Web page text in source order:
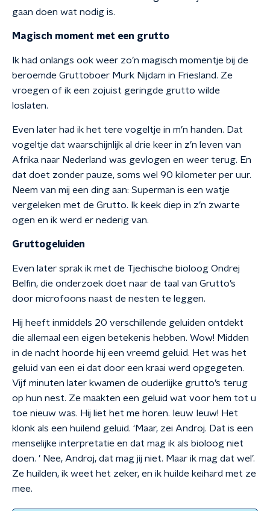
gaan doen wat nodig is.
Magisch moment met een grutto
Ik had onlangs ook weer zo’n magisch momentje bij de
beroemde Gruttoboer Murk Nijdam in Friesland. Ze
vroegen of ik een zojuist geringde grutto wilde
loslaten.
Even later had ik het tere vogeltje in m’n handen. Dat
vogeltje dat waarschijnlijk al drie keer in z’n leven van
Afrika naar Nederland was gevlogen en weer terug. En
dat doet zonder pauze, soms wel 90 kilometer per uur.
Neem van mij een ding aan: Superman is een watje
vergeleken met de Grutto. Ik keek diep in z’n zwarte
ogen en ik werd er nederig van.
Gruttogeluiden
Even later sprak ik met de Tjechische bioloog Ondrej
Belfin, die onderzoek doet naar de taal van Grutto’s
door microfoons naast de nesten te leggen.
Hij heeft inmiddels 20 verschillende geluiden ontdekt
die allemaal een eigen betekenis hebben. Wow! Midden
in de nacht hoorde hij een vreemd geluid. Het was het
geluid van een ei dat door een kraai werd opgegeten.
Vijf minuten later kwamen de ouderlijke grutto’s terug
op hun nest. Ze maakten een geluid wat voor hem tot u
toe nieuw was. Hij liet het me horen. Ieuw Ieuw! Het
klonk als een huilend geluid. ‘Maar, zei Androj. Dat is een
menselijke interpretatie en dat mag ik als bioloog niet
doen. ' Nee, Androj, dat mag jij niet. Maar ik mag dat wel’.
Ze huilden, ik weet het zeker, en ik huilde keihard met ze
mee.